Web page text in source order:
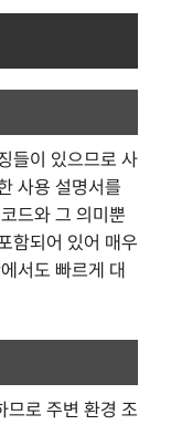
들이 있으므로 사
사용 설명서를
드와 그 의미뿐
함되어 있어 매우
서도 빠르게 대
므로 주변 환경 조